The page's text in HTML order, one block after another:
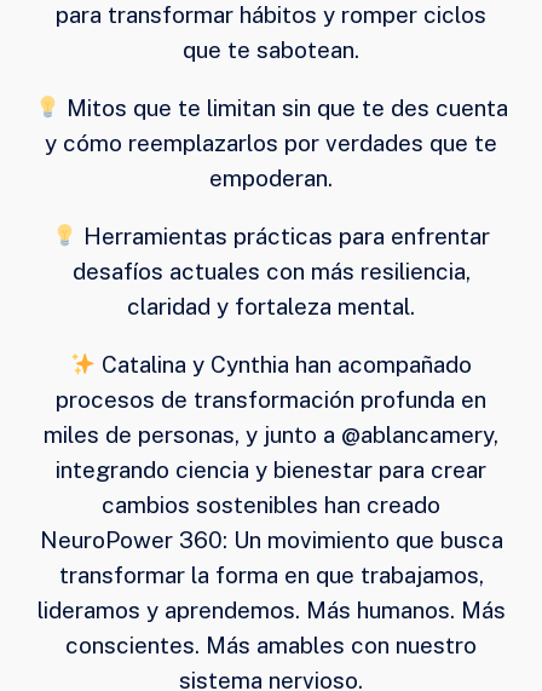
para transformar hábitos y romper ciclos
que te sabotean.
Mitos que te limitan sin que te des cuenta
y cómo reemplazarlos por verdades que te
empoderan.
Herramientas prácticas para enfrentar
desafíos actuales con más resiliencia,
claridad y fortaleza mental.
Catalina y Cynthia han acompañado
procesos de transformación profunda en
miles de personas, y junto a @ablancamery,
integrando ciencia y bienestar para crear
cambios sostenibles han creado
NeuroPower 360: Un movimiento que busca
transformar la forma en que trabajamos,
lideramos y aprendemos. Más humanos. Más
conscientes. Más amables con nuestro
sistema nervioso.